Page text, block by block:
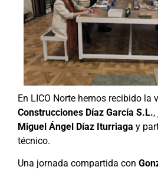
En LICO Norte hemos recibido la
Construcciones Díaz García S.L.
Miguel Ángel Díaz Iturriaga y
técnico.
Una jornada compartida con